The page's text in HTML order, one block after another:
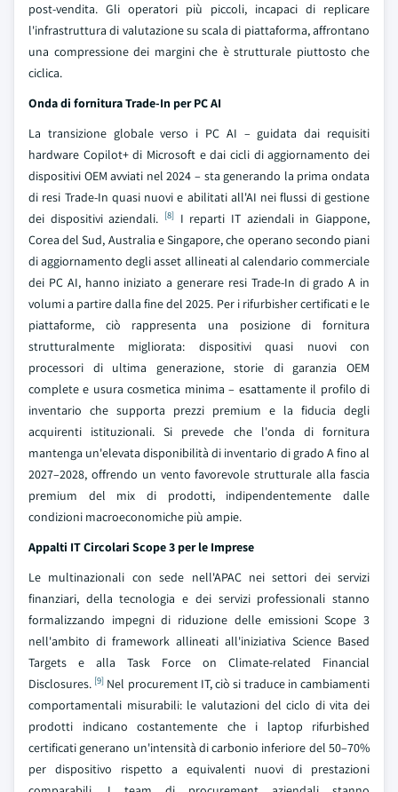
post-vendita. Gli operatori più piccoli, incapaci di replicare
l'infrastruttura di valutazione su scala di piattaforma, affrontano
una compressione dei margini che è strutturale piuttosto che
ciclica.
Onda di fornitura Trade-In per PC AI
La transizione globale verso i PC AI – guidata dai requisiti
hardware Copilot+ di Microsoft e dai cicli di aggiornamento dei
dispositivi OEM avviati nel 2024 – sta generando la prima ondata
di resi Trade-In quasi nuovi e abilitati all'AI nei flussi di gestione
dei dispositivi aziendali. [8] I reparti IT aziendali in Giappone,
Corea del Sud, Australia e Singapore, che operano secondo piani
di aggiornamento degli asset allineati al calendario commerciale
dei PC AI, hanno iniziato a generare resi Trade-In di grado A in
volumi a partire dalla fine del 2025. Per i rifurbisher certificati e le
piattaforme, ciò rappresenta una posizione di fornitura
strutturalmente migliorata: dispositivi quasi nuovi con
processori di ultima generazione, storie di garanzia OEM
complete e usura cosmetica minima – esattamente il profilo di
inventario che supporta prezzi premium e la fiducia degli
acquirenti istituzionali. Si prevede che l'onda di fornitura
mantenga un'elevata disponibilità di inventario di grado A fino al
2027–2028, offrendo un vento favorevole strutturale alla fascia
premium del mix di prodotti, indipendentemente dalle
condizioni macroeconomiche più ampie.
Appalti IT Circolari Scope 3 per le Imprese
Le multinazionali con sede nell'APAC nei settori dei servizi
finanziari, della tecnologia e dei servizi professionali stanno
formalizzando impegni di riduzione delle emissioni Scope 3
nell'ambito di framework allineati all'iniziativa Science Based
Targets e alla Task Force on Climate-related Financial
Disclosures. [9] Nel procurement IT, ciò si traduce in cambiamenti
comportamentali misurabili: le valutazioni del ciclo di vita dei
prodotti indicano costantemente che i laptop rifurbished
certificati generano un'intensità di carbonio inferiore del 50–70%
per dispositivo rispetto a equivalenti nuovi di prestazioni